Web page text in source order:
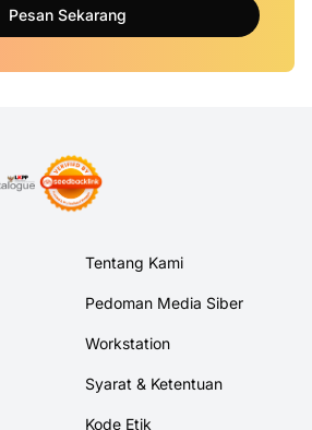
Pesan Sekarang
Tentang Kami
Pedoman Media Siber
Workstation
Syarat & Ketentuan
Kode Etik